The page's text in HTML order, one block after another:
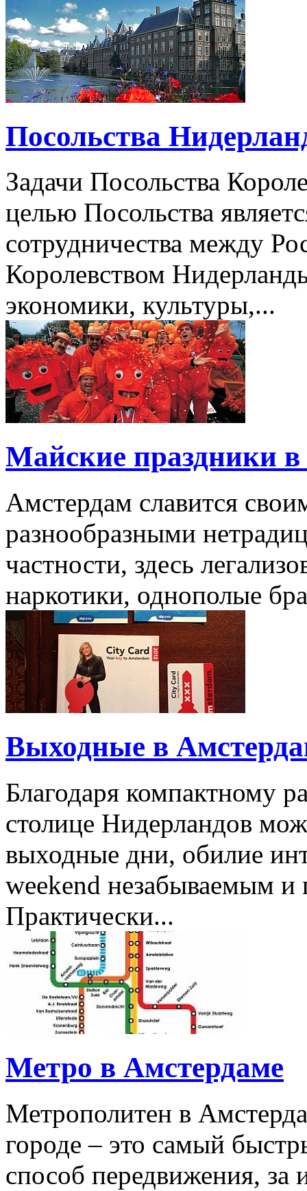
Посольства
Задачи Посольства
целью Посольства
сотрудничества между
Королевством
экономики, культуры,...
Майские праздники
Амстердам славится
разнообразными
частности, здесь
наркотики, однополые
Выходные в
Благодаря компактному
столице Нидерландов
выходные дни, обилие
weekend незабываемым и
Практически...
Метро в Амстердаме
Метрополитен в
городе – это самый
способ передвижения, за